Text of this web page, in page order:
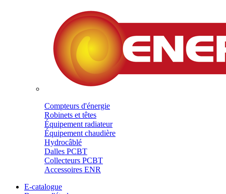
Compteurs d'énergie
Robinets et têtes
Équipement radiateur
Équipement chaudière
Hydrocâblé
Dalles PCBT
Collecteurs PCBT
Accessoires ENR
E-catalogue